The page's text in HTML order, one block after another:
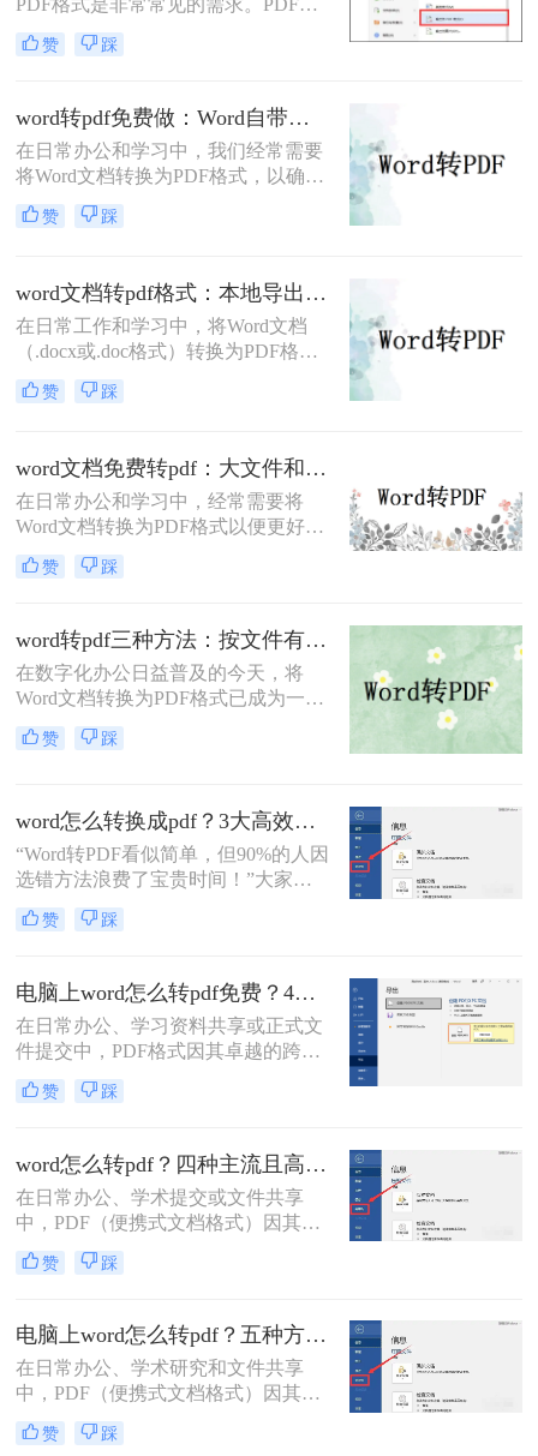
件具有跨平台兼容性、保持文档格式
一致性和不可编辑性的特点，非常适
转换pdf呢？本文将介绍三种常用的方
法来实现这一转换。
赞 踩
word转pdf免费做：Word自带导出和在线工具效果差在哪！
在日常办公和学习中，我们经常需要
将Word文档转换为PDF格式，以确保
文档的稳定性和兼容性，便于分享和
打印。那么word转pdf怎么转免费呢？
赞 踩
word文档转pdf格式：本地导出和在线工具怎么选！
在日常工作和学习中，将Word文档
（.docx或.doc格式）转换为PDF格式
是一项常见的需求。PDF文件因其跨
平台兼容性、保持文档格式不变以及
本文将详细介绍两种将Word文档转换
成PDF格式的方法。
赞 踩
word文档免费转pdf：大文件和小文件别用同一个方法！
在日常办公和学习中，经常需要将
Word文档转换为PDF格式以便更好地
分享、打印或存档。PDF格式具有跨
平台兼容性好、文件保护性强、打印
文件分享。那么word文档如何免费转
换成pdf呢？本文将详细介绍几种常用
的方法来实现这一目标。
赞 踩
word转pdf三种方法：按文件有没有图片和公式分开选！
在数字化办公日益普及的今天，将
Word文档转换为PDF格式已成为一项
基本且重要的技能。PDF格式因其跨
平台兼容性、格式稳定性和安全性，
三种将Word转换为PDF的方法。
赞 踩
word怎么转换成pdf？3大高效方法详解，职场人必备技能！
“Word转PDF看似简单，但90%的人因
选错方法浪费了宝贵时间！”大家
好，我是小编——一位深耕电脑办公
软件测评多年的IT博主。在日常工作
后格式错乱，还得手动调整，太折腾
了！”尤其对于职场办公人群和自媒
体创作者而言，Word转PDF的需求高
频且关键：报告提交、合同归档、内
容分发……任何格式失误都可能导致
专业形象受损。
赞 踩
电脑上word怎么转pdf免费？4种高效的方法详解！
在日常办公、学习资料共享或正式文
件提交中，PDF格式因其卓越的跨平
台兼容性、固定的排版格式以及良好
的安全性，几乎成为了标准文件格
档编辑工具，我们经常需要将其编辑
好的文档转换为PDF。
赞 踩
word怎么转pdf？四种主流且高效全解析！
在日常办公、学术提交或文件共享
中，PDF（便携式文档格式）因其卓
越的跨平台一致性、格式固定性和安
全性，已成为文件分发的首选格式。
辑工具，将其创作的文档转换为PDF
是一项高频且关键的操作。尽管操作
看似简单，但不同的转换方法在效
果、效率和应用场景上却大相径庭。
那么word怎么转pdf呢？
赞 踩
电脑上word怎么转pdf？五种方法详解！
在日常办公、学术研究和文件共享
中，PDF（便携式文档格式）因其跨
平台、格式固定、不易被篡改的特
性，已成为文件分发的标准格式。而
赞 踩